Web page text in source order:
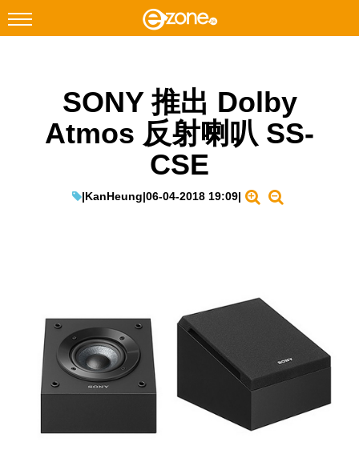
Facebook Instagram
科技焦點
生成式AI與雲端應用
Enterprise Digital Transformation
SONY 推出 Dolby
Atmos 反射喇叭 SS-
CSE
|KanHeung|06-04-2018 19:09|